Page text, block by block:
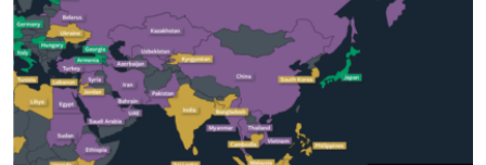
ИНТЕРВЈУА
Јазици